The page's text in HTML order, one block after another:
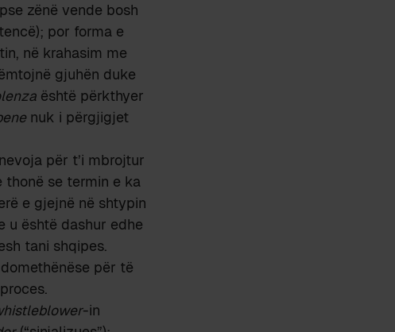
zënë vende bosh
por forma e
në krahasim me
gjuhën duke
është përkthyer
nuk i përgjigjet
për t’i mbrojtur
se termin e ka
e gjejnë në shtypin
u është dashur edhe
tani shqipes.
për të
-in